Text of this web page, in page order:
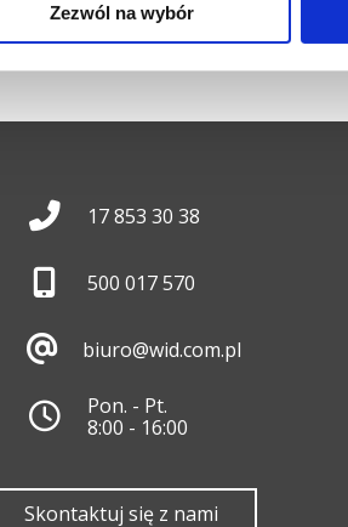
Zezwól na wybór
17 853 30 38
500 017 570
biuro@wid.com.pl
Pon. - Pt.
8:00 - 16:00
Skontaktuj się z nami